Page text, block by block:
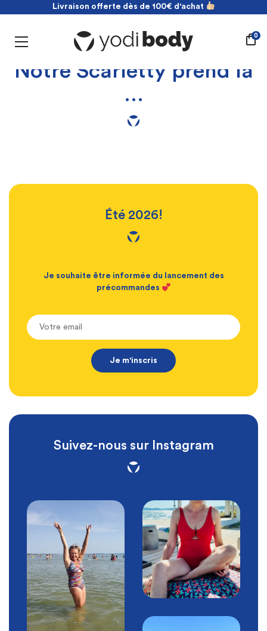
Livraison offerte dès de 100€ d'achat
Livraison offerte dès de 100€ d'achat
0
Notre Scarletty prend la
…
Été 2026!
Je souhaite être informée du lancement des
précommandes
Suivez-nous sur Instagram